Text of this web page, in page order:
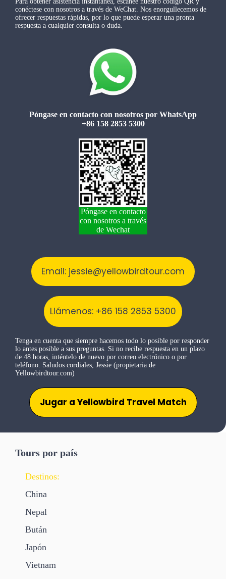
Tours por país
Destinos:
China
Nepal
Bután
Japón
Vietnam
conéctese con nosotros a través de WeChat. Nos enorgullecemos de
ofrecer respuestas rápidas, por lo que puede esperar una pronta
respuesta a cualquier consulta o duda.
Póngase en contacto con nosotros por WhatsApp
+86 158 2853 5300
Póngase en contacto
con nosotros a través
de Wechat
Email: jessie@yellowbirdtour.com
Llámenos: +86 158 2853 5300
Tenga en cuenta que siempre hacemos todo lo posible por responder
lo antes posible a sus preguntas. Si no recibe respuesta en un plazo
de 48 horas, inténtelo de nuevo por correo electrónico o por
teléfono. Saludos cordiales, Jessie (propietaria de
Yellowbirdtour.com)
Jugar a Yellowbird Travel Match